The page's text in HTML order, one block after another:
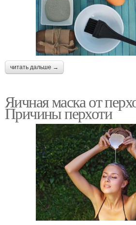
читать дальше →
Яичная маска от
Причины перхоти